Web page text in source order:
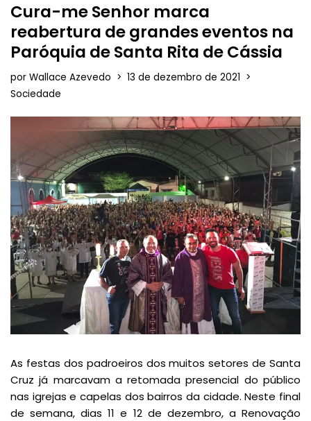
Cura-me Senhor marca
reabertura de grandes eventos na
Paróquia de Santa Rita de Cássia
por Wallace Azevedo
13 de dezembro de 2021
Sociedade
As festas dos padroeiros dos muitos setores de Santa
Cruz já marcavam a retomada presencial do público
nas igrejas e capelas dos bairros da cidade. Neste final
de semana, dias 11 e 12 de dezembro, a Renovação